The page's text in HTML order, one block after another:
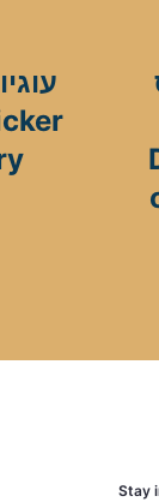
Stay